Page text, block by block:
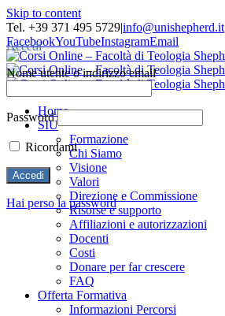
Skip to content
Tel. +39 371 495 5729|info@unishepherd.it
FacebookYouTubeInstagramEmail
Home
SIU
Formazione
Chi Siamo
Visione
Valori
Direzione e Commissione
Risorse e supporto
Affiliazioni e autorizzazioni
Docenti
Costi
Donare per far crescere
FAQ
Offerta Formativa
Informazioni Percorsi
Accedi
Nome utente o indirizzo email
Password
Ricordami
Hai perso la password